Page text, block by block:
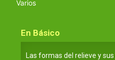
Varios
En Básico
Las formas del relieve y